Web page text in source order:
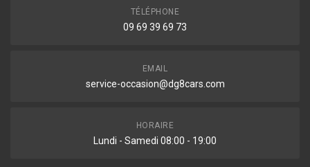
TÉLÉPHONE
09 69 39 69 73
EMAIL
service-occasion@dg8cars.com
HORAIRE
Lundi - Samedi 08:00 - 19:00